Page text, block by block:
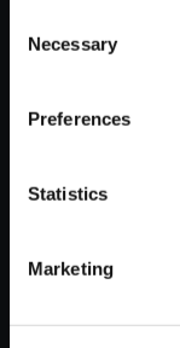
Selection
Necessary
Preferences
Statistics
Marketing
おすすめ商品